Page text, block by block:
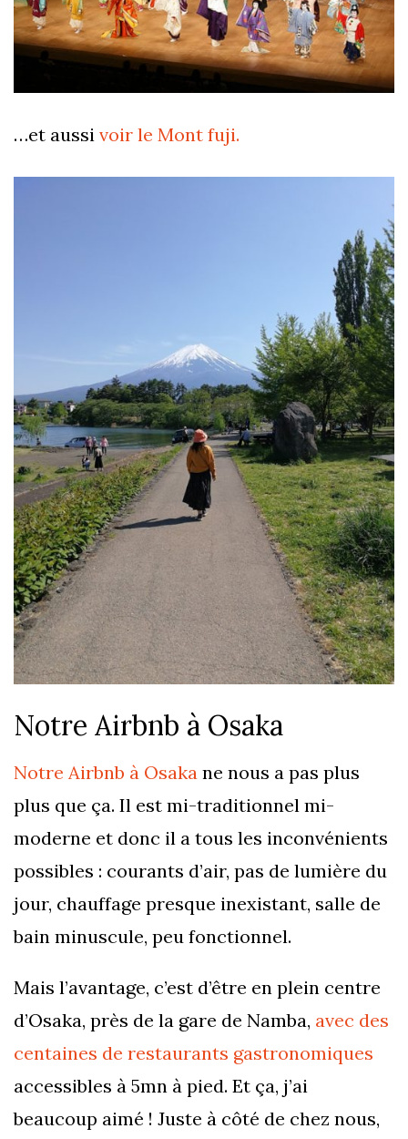
…et aussi voir le Mont fuji.
Notre Airbnb à Osaka
Notre Airbnb à Osaka ne nous a pas plus
plus que ça. Il est mi-traditionnel mi-
moderne et donc il a tous les inconvénients
possibles : courants d’air, pas de lumière du
jour, chauffage presque inexistant, salle de
bain minuscule, peu fonctionnel.
Mais l’avantage, c’est d’être en plein centre
d’Osaka, près de la gare de Namba, avec des
centaines de restaurants gastronomiques
accessibles à 5mn à pied. Et ça, j’ai
beaucoup aimé ! Juste à côté de chez nous,